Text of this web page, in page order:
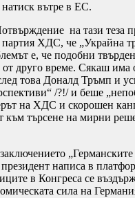
вътре в ЕС.
на тази теза
партия ХДС, че „Украйна
е, че подобни
от друго време. Сякаш има
това Доналд Тръмп и
/?!/ и беше
на ХДС и скорошен
към търсене на мирни
„Германските
написа в
в Конгреса се
сила на